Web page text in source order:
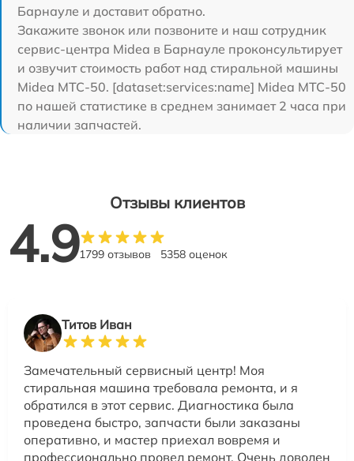
Барнауле и доставит обратно.
Закажите звонок или позвоните и наш сотрудник
сервис-центра Midea в Барнауле проконсультирует
и озвучит стоимость работ над стиральной машины
Midea MTC-50. [dataset:services:name] Midea MTC-50
по нашей статистике в среднем занимает 2 часа при
наличии запчастей.
Отзывы клиентов
4.91799 отзывов 5358 оценок
Титов Иван
Замечательный сервисный центр! Моя
стиральная машина требовала ремонта, и я
обратился в этот сервис. Диагностика была
проведена быстро, запчасти были заказаны
оперативно, и мастер приехал вовремя и
профессионально провел ремонт. Очень доволен